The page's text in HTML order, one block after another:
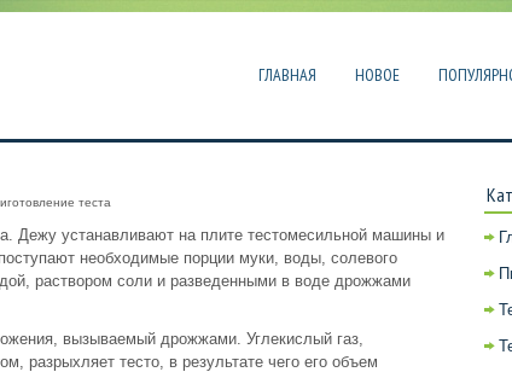
ГЛАВНАЯ НОВОЕ
теста
Дежу устанавливают на плите тестомесильной машины и
необходимые порции муки, воды, солевого
раствором соли и разведенными в воде дрожжами
вызываемый дрожжами. Углекислый газ,
разрыхляет тесто, в результате чего его объем